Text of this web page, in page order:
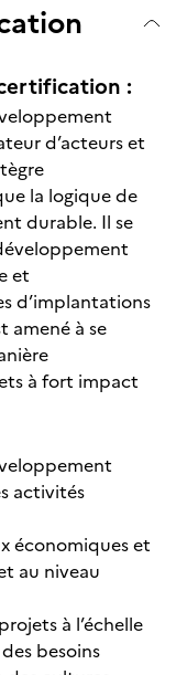
:
d’acteurs et
la logique de
durable. Il se
et
d’implantations
amené à se
à fort impact
activités
économiques et
au niveau
à l’échelle
besoins